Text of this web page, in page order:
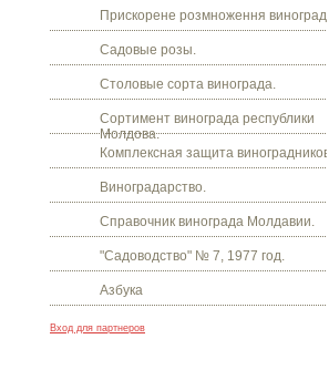
Прискорене розмноження винограду.
Садовые розы.
Столовые сорта винограда.
Сортимент винограда республики
Молдова.
Комплексная защита виноградников.
Виноградарство.
Справочник винограда Молдавии.
"Садоводство" № 7, 1977 год.
Азбука
Вход для партнеров